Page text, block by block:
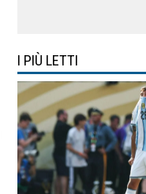
I PIÙ LETTI